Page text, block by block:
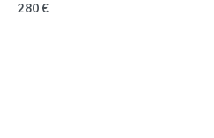
280 €